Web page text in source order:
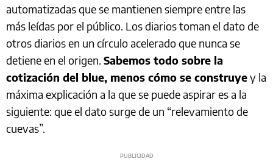
automatizadas que se mantienen siempre entre las
más leídas por el público. Los diarios toman el dato de
otros diarios en un círculo acelerado que nunca se
detiene en el origen. Sabemos todo sobre la
cotización del blue, menos cómo se construyey la
máxima explicación a la que se puede aspirar es a la
siguiente: que el dato surge de un “relevamiento de
cuevas”.